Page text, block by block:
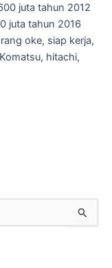
juta tahun 2012
juta tahun 2016
oke, siap kerja,
hitachi,